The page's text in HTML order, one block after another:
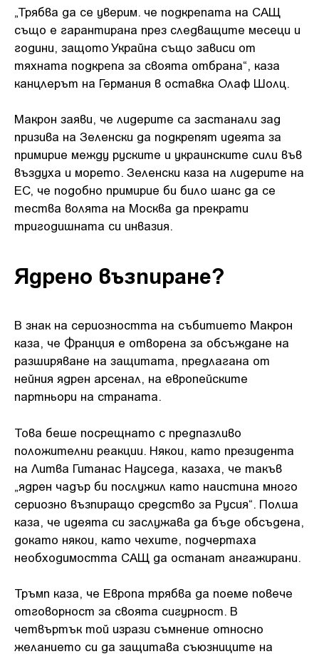
„Трябва да се уверим. че подкрепата на САЩ
също е гарантирана през следващите месеци и
години, защото Украйна също зависи от
тяхната подкрепа за своята отбрана“, каза
канцлерът на Германия в оставка Олаф Шолц.
Макрон заяви, че лидерите са застанали зад
призива на Зеленски да подкрепят идеята за
примирие между руските и украинските сили във
въздуха и морето. Зеленски каза на лидерите на
ЕС, че подобно примирие би било шанс да се
тества волята на Москва да прекрати
тригодишната си инвазия.
Ядрено възпиране?
В знак на сериозността на събитието Макрон
каза, че Франция е отворена за обсъждане на
разширяване на защитата, предлагана от
нейния ядрен арсенал, на европейските
партньори на страната.
Това беше посрещнато с предпазливо
положителни реакции. Някои, като президента
на Литва Гитанас Науседа, казаха, че такъв
„ядрен чадър би послужил като наистина много
сериозно възпиращо средство за Русия“. Полша
каза, че идеята си заслужава да бъде обсъдена,
докато някои, като чехите, подчертаха
необходимостта САЩ да останат ангажирани.
Тръмп каза, че Европа трябва да поеме повече
отговорност за своята сигурност. В
четвъртък той изрази съмнение относно
желанието си да защитава съюзниците на